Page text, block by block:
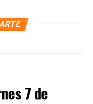
7 de